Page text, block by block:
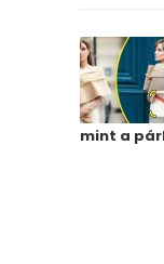
mint a